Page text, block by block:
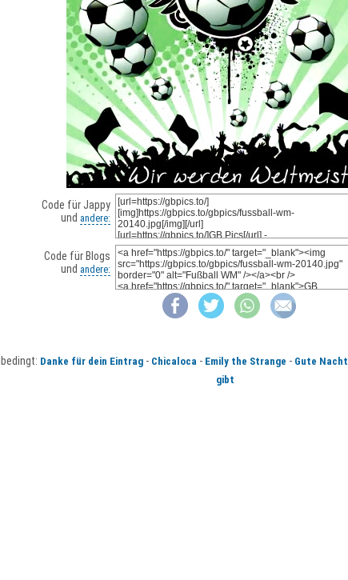
Code für Jappy
und andere:
Code für Blogs
und andere:
Danke für dein Eintrag - Chicaloca - Emily the Strange - Gute Nacht
gibt